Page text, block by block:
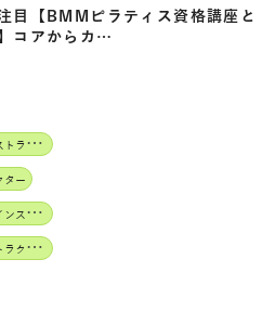
目【BMMピラティス資格講座と
コアからカ…
J
AHA認定ベビーヨガ＆ママヨガインストラクター
ター
J
AHA認定ベビーチャクラマッサージインストラクター
J
AHA認定リトル＆キッズヨガインストラクター